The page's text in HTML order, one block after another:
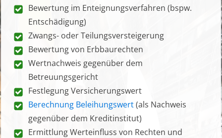
Bewertung im Enteignungsverfahren (bspw.
Entschädigung)
Zwangs- oder Teilungsversteigerung
Bewertung von Erbbaurechten
Wertnachweis gegenüber dem
Betreuungsgericht
Festlegung Versicherungswert
Berechnung Beleihungswert(als Nachweis
gegenüber dem Kreditinstitut)
Ermittlung Werteinfluss von Rechten und